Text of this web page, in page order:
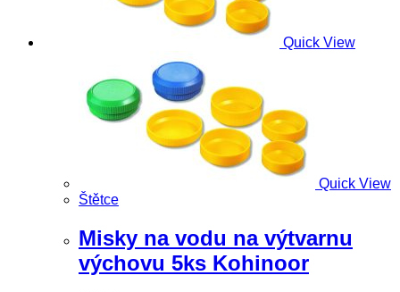
Quick View
Quick View
Štětce
Misky na vodu na výtvarnu
výchovu 5ks Kohinoor